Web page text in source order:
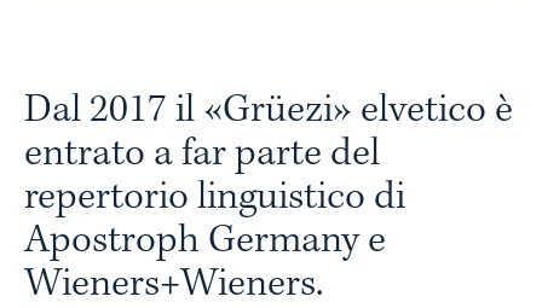
Dal 2017 il «Grüezi» elvetico è
entrato a far parte del
repertorio linguistico di
Apostroph Germany e
Wieners+Wieners.